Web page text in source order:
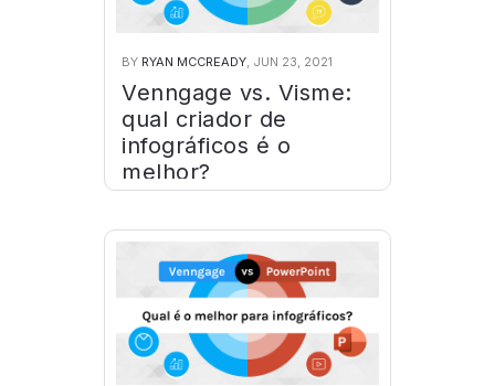
BY RYAN MCCREADY, JUN 23, 2021
Venngage vs. Visme:
qual criador de
infográficos é o
melhor?